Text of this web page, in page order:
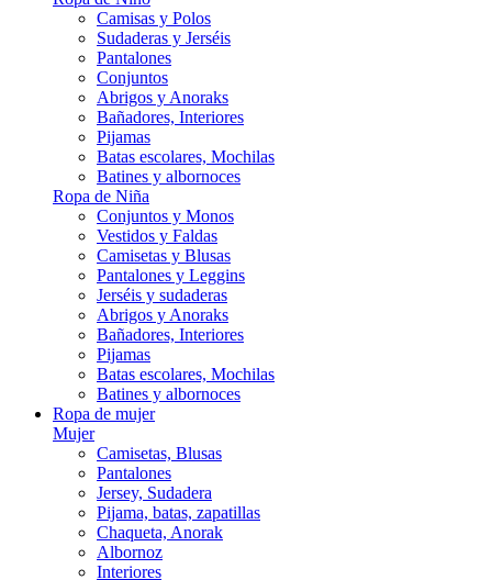
Camisas y Polos
Sudaderas y Jerséis
Pantalones
Conjuntos
Abrigos y Anoraks
Bañadores, Interiores
Pijamas
Batas escolares, Mochilas
Batines y albornoces
Ropa de Niña
Conjuntos y Monos
Vestidos y Faldas
Camisetas y Blusas
Pantalones y Leggins
Jerséis y sudaderas
Abrigos y Anoraks
Bañadores, Interiores
Pijamas
Batas escolares, Mochilas
Batines y albornoces
Ropa de mujer
Mujer
Camisetas, Blusas
Pantalones
Jersey, Sudadera
Pijama, batas, zapatillas
Chaqueta, Anorak
Albornoz
Interiores